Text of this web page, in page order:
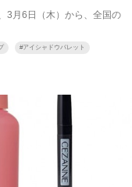
3月6日（木）から、全国の
#アイシャドウパレット